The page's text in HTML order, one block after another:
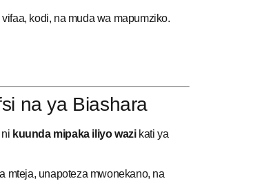
kodi, na muda wa mapumziko.
na ya Biashara
kuunda mipaka iliyo wazikati ya
mteja, unapoteza mwonekano, na